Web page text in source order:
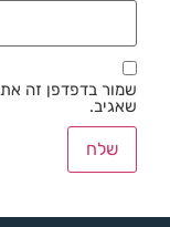
שמור בדפדפן זה
שאגיב.